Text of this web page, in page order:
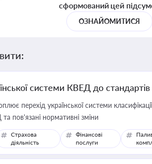
сформований цей
ОЗНАЙОМИТИСЯ
системи КВЕД до
перехід української системи
пов'язані нормативні зміни
Страхова
діяльність
Фінансові
послуги